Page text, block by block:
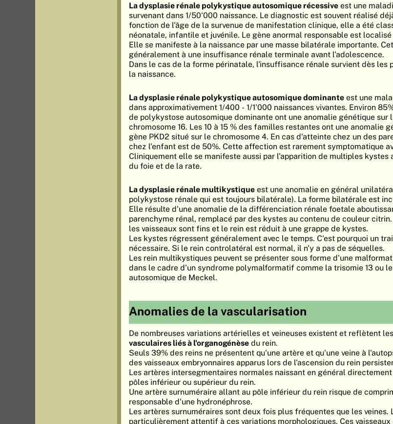
La dysplasie rénale polykystique autosomique récessive est une
survenant dans 1/50'000 naissance. Le diagnostic est souvent réalisé
fonction de l'âge de la survenue de manifestation clinique, elle a été
néonatale, infantile et juvénile. Le gène anormal responsable est
Elle se manifeste à la naissance par une masse bilatérale importante.
généralement à une insuffisance rénale terminale avant l'adolescence.
Dans le cas de la forme périnatale, l'insuffisance rénale survient dès les
la naissance.
La dysplasie rénale polykystique autosomique dominante est une
dans approximativement 1/400 - 1/1'000 naissances vivantes. Environ
de polykystose autosomique dominante ont une anomalie génétique sur
chromosome 16. Les 10 à 15 % des familles restantes ont une anomalie
gène PKD2 situé sur le chromosome 4. En cas d'atteinte chez un des
chez l'enfant est de 50%. Cette affection est rarement symptomatique
Cliniquement elle se manifeste aussi par l'apparition de multiples kystes
du foie et de la rate.
La dysplasie rénale multikystique est une anomalie en général
polykystose rénale qui est toujours bilatérale). La forme bilatérale est
Elle résulte d'une anomalie de la différenciation rénale foetale
parenchyme rénal, remplacé par des kystes au contenu de couleur
les vaisseaux sont fins et le rein est réduit à une grappe de kystes.
Les kystes régressent généralement avec le temps. C'est pourquoi un
nécessaire. Si le rein controlatéral est normal, il n'y a pas de séquelles.
Les rein multikystiques peuvent se présenter sous forme d'une
dans le cadre d'un syndrome polymalformatif comme la trisomie 13 ou
autosomique de Meckel.
Anomalies de la vascularisation
De nombreuses variations artérielles et veineuses existent et reflètent les
vasculaires liés à l'organogénèse du rein.
Seuls 39% des reins ne présentent qu'une artère et qu'une veine à
des vaisseaux embryonnaires apparus lors de l'ascension du rein
Les artères intersegmentaires normales naissant en général
pôles inférieur ou supérieur du rein.
Une artère surnuméraire allant au pôle inférieur du rein risque de
responsable d'une hydronéphrose.
Les artères surnuméraires sont deux fois plus fréquentes que les
particulièrement attentif à ces variations morphologiques. Ces